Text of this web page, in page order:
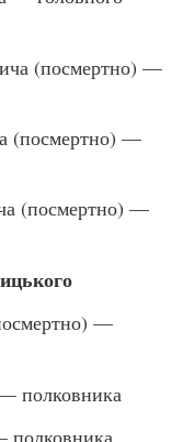
(посмертно) —
(посмертно) —
(посмертно) —
—
полковника